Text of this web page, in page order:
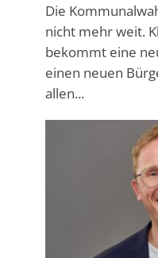
Die
nicht mehr weit.
bekommt eine
einen neuen
allen...